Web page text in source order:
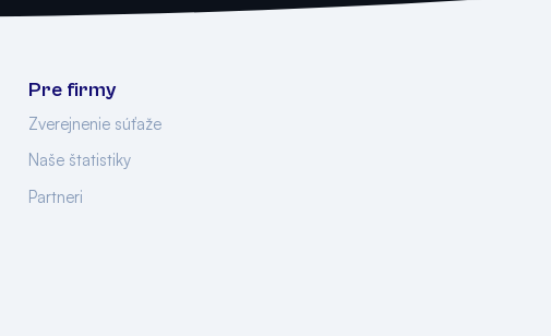
Pre firmy
Zverejnenie súťaže
Naše štatistiky
Partneri